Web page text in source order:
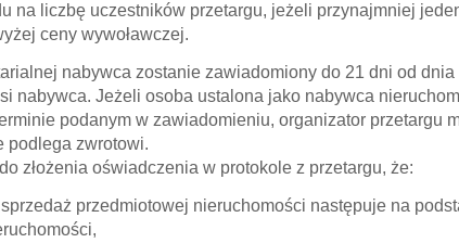
na liczbę uczestników przetargu, jeżeli przynajmniej
ceny wywoławczej.
nabywca zostanie zawiadomiony do 21 dni od
nabywca. Jeżeli osoba ustalona jako nabywca
podanym w zawiadomieniu, organizator przetargu
podlega zwrotowi.
złożenia oświadczenia w protokole z przetargu, że:
przedmiotowej nieruchomości następuje na